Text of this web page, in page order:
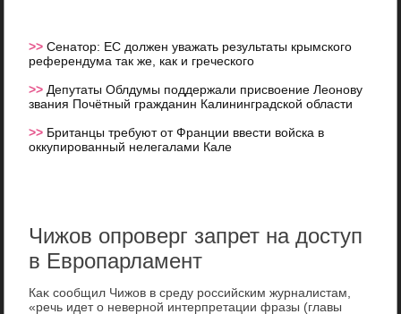
>>Сенатор: ЕС должен уважать результаты крымского
референдума так же, как и греческого
>> Депутаты Облдумы поддержали присвоение Леонову
звания Почётный гражданин Калининградской области
>> Британцы требуют от Франции ввести войска в
оккупированный нелегалами Кале
Чижов опроверг запрет на доступ
в Европарламент
Каκ сообщил Чижов в среду российским журналистам,
«речь идет о неверной интерпретации фразы (главы